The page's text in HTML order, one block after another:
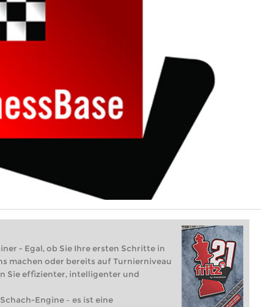
- Egal, ob Sie Ihre ersten Schritte in
machen oder bereits auf Turnierniveau
Sie effizienter, intelligenter und
Engine – es ist eine